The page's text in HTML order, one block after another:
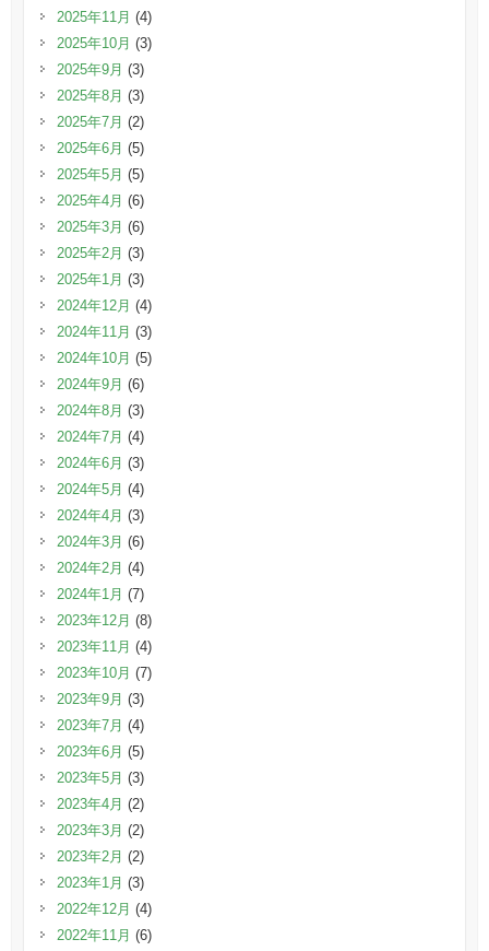
2025年11月 (4)
2025年10月 (3)
2025年9月 (3)
2025年8月 (3)
2025年7月 (2)
2025年6月 (5)
2025年5月 (5)
2025年4月 (6)
2025年3月 (6)
2025年2月 (3)
2025年1月 (3)
2024年12月 (4)
2024年11月 (3)
2024年10月 (5)
2024年9月 (6)
2024年8月 (3)
2024年7月 (4)
2024年6月 (3)
2024年5月 (4)
2024年4月 (3)
2024年3月 (6)
2024年2月 (4)
2024年1月 (7)
2023年12月 (8)
2023年11月 (4)
2023年10月 (7)
2023年9月 (3)
2023年7月 (4)
2023年6月 (5)
2023年5月 (3)
2023年4月 (2)
2023年3月 (2)
2023年2月 (2)
2023年1月 (3)
2022年12月 (4)
2022年11月 (6)